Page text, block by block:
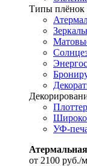
Типы плёнок
УФ-
от 2100 руб./